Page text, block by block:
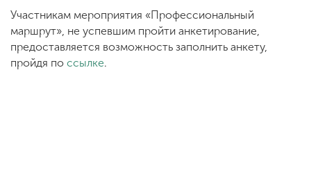
Участникам мероприятия «Профессиональный
маршрут», не успевшим пройти анкетирование,
предоставляется возможность заполнить анкету,
пройдя по ссылке.